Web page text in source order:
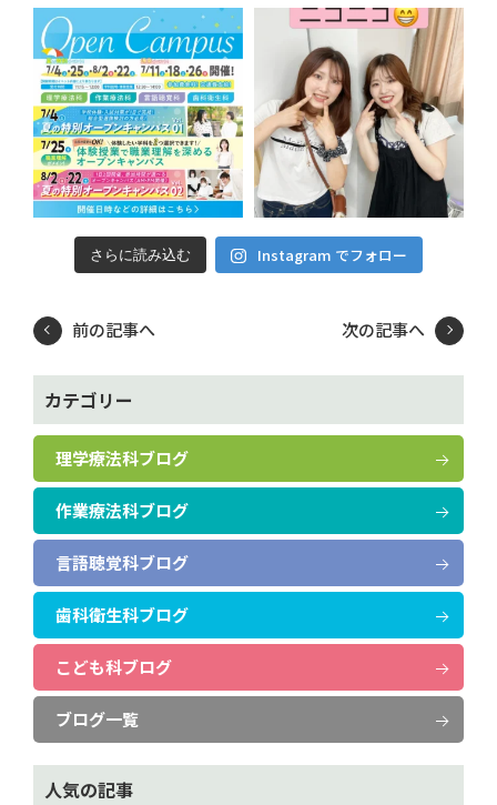
さらに読み込む Instagram でフォロー
前の記事へ 次の記事へ
カテゴリー
理学療法科ブログ
作業療法科ブログ
言語聴覚科ブログ
歯科衛生科ブログ
こども科ブログ
ブログ一覧
人気の記事